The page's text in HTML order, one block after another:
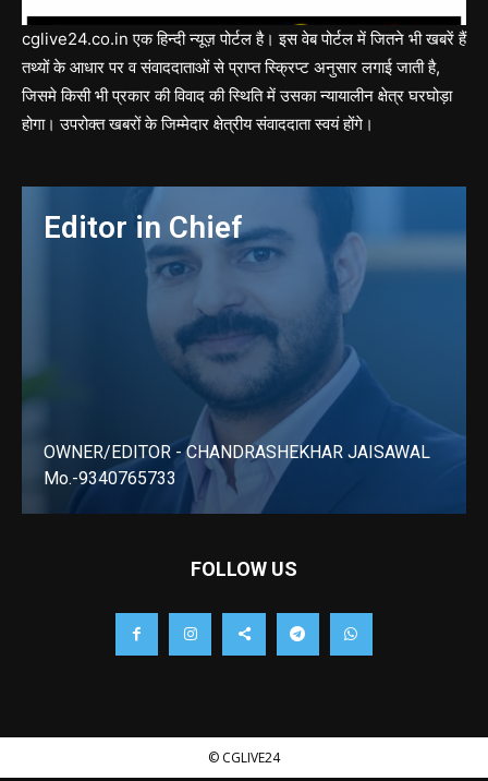
cglive24.co.in एक हिन्दी न्यूज़ पोर्टल है। इस वेब पोर्टल में जितने भी खबरें हैं
तथ्यों के आधार पर व संवाददाताओं से प्राप्त स्क्रिप्ट अनुसार लगाई जाती है,
जिसमे किसी भी प्रकार की विवाद की स्थिति में उसका न्यायालीन क्षेत्र घरघोड़ा
होगा। उपरोक्त खबरों के जिम्मेदार क्षेत्रीय संवाददाता स्वयं होंगे।
Editor in Chief
OWNER/EDITOR - CHANDRASHEKHAR JAISAWAL
Mo.-9340765733
FOLLOW US
© CGLIVE24